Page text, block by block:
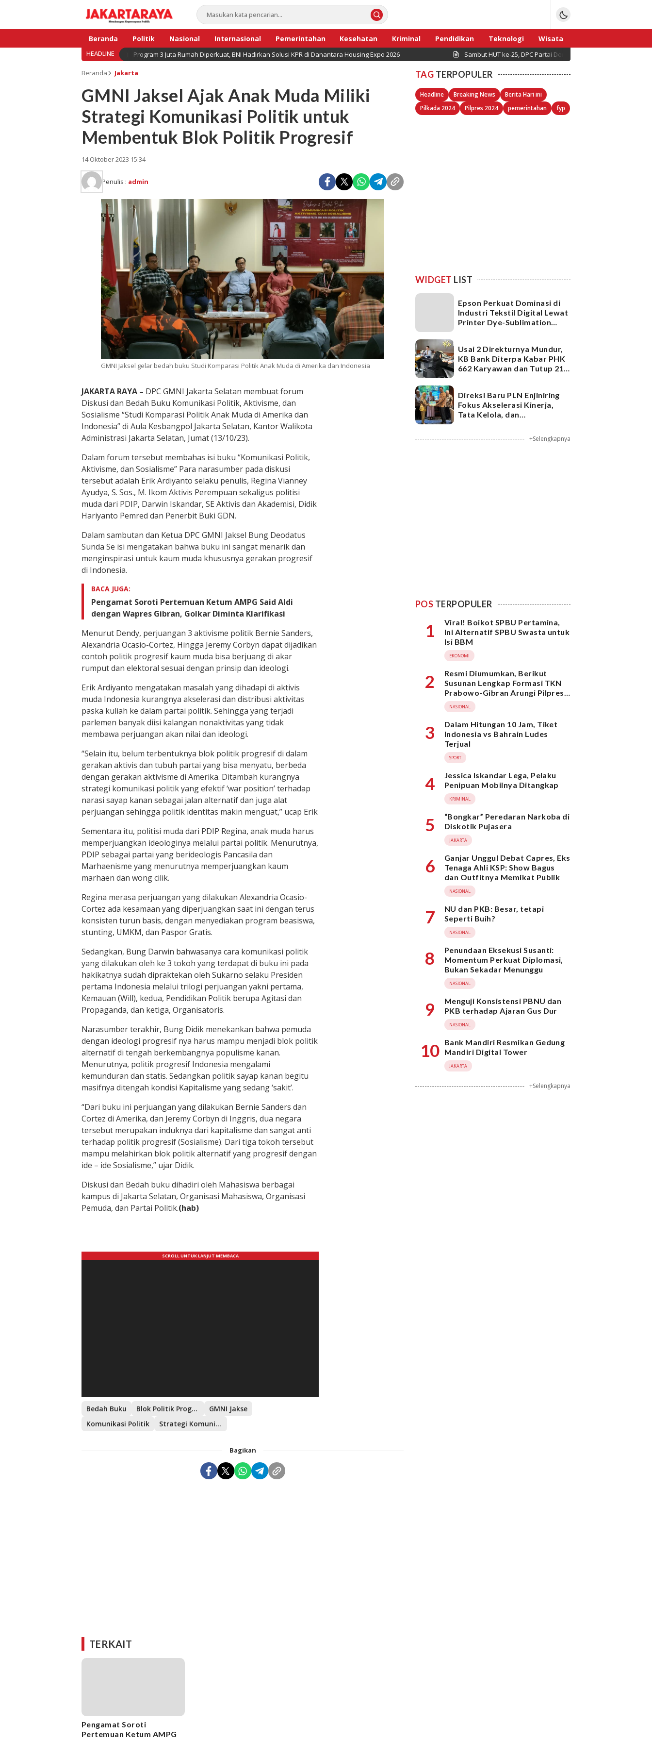
Beranda Politik Nasional Internasional Pemerintahan Kesehatan Kriminal Pendidikan Teknologi
Wisata
Bisnis
Sport
HEADLINE Program 3 Juta Rumah Diperkuat, BNI Hadirkan Solusi KPR di Danantara Housing Expo 2026 Sambut HUT ke-25, DPC Partai Demokrat Pulau Seribu Gelar
Beranda Jakarta
GMNI Jaksel Ajak Anak Muda Miliki
Strategi Komunikasi Politik untuk
Membentuk Blok Politik Progresif
14 Oktober 2023 15:34
Penulis : admin
GMNI Jaksel gelar bedah buku Studi Komparasi Politik Anak Muda di Amerika dan Indonesia
JAKARTA RAYA – DPC GMNI Jakarta Selatan membuat forum
Diskusi dan Bedah Buku Komunikasi Politik, Aktivisme, dan
Sosialisme “Studi Komparasi Politik Anak Muda di Amerika dan
Indonesia” di Aula Kesbangpol Jakarta Selatan, Kantor Walikota
Administrasi Jakarta Selatan, Jumat (13/10/23).
Dalam forum tersebut membahas isi buku “Komunikasi Politik,
Aktivisme, dan Sosialisme” Para narasumber pada diskusi
tersebut adalah Erik Ardiyanto selaku penulis, Regina Vianney
Ayudya, S. Sos., M. Ikom Aktivis Perempuan sekaligus politisi
muda dari PDIP, Darwin Iskandar, SE Aktivis dan Akademisi, Didik
Hariyanto Pemred dan Penerbit Buki GDN.
Dalam sambutan dan Ketua DPC GMNI Jaksel Bung Deodatus
Sunda Se isi mengatakan bahwa buku ini sangat menarik dan
menginspirasi untuk kaum muda khususnya gerakan progresif
di Indonesia.
BACA JUGA:
Pengamat Soroti Pertemuan Ketum AMPG Said Aldi
dengan Wapres Gibran, Golkar Diminta Klarifikasi
Menurut Dendy, perjuangan 3 aktivisme politik Bernie Sanders,
Alexandria Ocasio-Cortez, Hingga Jeremy Corbyn dapat dijadikan
contoh politik progresif kaum muda bisa berjuang di akar
rumput dan elektoral sesuai dengan prinsip dan ideologi.
Erik Ardiyanto mengatakan masalah yang dihadapi di aktivis
muda Indonesia kurangnya akselerasi dan distribusi aktivitas
paska kuliah ke dalam partai politik. Sehingga yang terjadi
parlemen banyak diisi kalangan nonaktivitas yang tidak
membawa perjuangan akan nilai dan ideologi.
“Selain itu, belum terbentuknya blok politik progresif di dalam
gerakan aktivis dan tubuh partai yang bisa menyatu, berbeda
dengan gerakan aktivisme di Amerika. Ditambah kurangnya
strategi komunikasi politik yang efektif ‘war position’ terhadap
narasi sayap kanan sebagai jalan alternatif dan juga alat
perjuangan sehingga politik identitas makin menguat,” ucap Erik
Sementara itu, politisi muda dari PDIP Regina, anak muda harus
memperjuangkan ideologinya melalui partai politik. Menurutnya,
PDIP sebagai partai yang berideologis Pancasila dan
Marhaenisme yang menurutnya memperjuangkan kaum
marhaen dan wong cilik.
Regina merasa perjuangan yang dilakukan Alexandria Ocasio-
Cortez ada kesamaan yang diperjuangkan saat ini dengan terus
konsisten turun basis, dengan menyediakan program beasiswa,
stunting, UMKM, dan Paspor Gratis.
Sedangkan, Bung Darwin bahwasanya cara komunikasi politik
yang dilakukan oleh ke 3 tokoh yang terdapat di buku ini pada
hakikatnya sudah dipraktekan oleh Sukarno selaku Presiden
pertama Indonesia melalui trilogi perjuangan yakni pertama,
Kemauan (Will), kedua, Pendidikan Politik berupa Agitasi dan
Propaganda, dan ketiga, Organisatoris.
Narasumber terakhir, Bung Didik menekankan bahwa pemuda
dengan ideologi progresif nya harus mampu menjadi blok politik
alternatif di tengah berkembangnya populisme kanan.
Menurutnya, politik progresif Indonesia mengalami
kemunduran dan statis. Sedangkan politik sayap kanan begitu
masifnya ditengah kondisi Kapitalisme yang sedang ‘sakit’.
“Dari buku ini perjuangan yang dilakukan Bernie Sanders dan
Cortez di Amerika, dan Jeremy Corbyn di Inggris, dua negara
tersebut merupakan induknya dari kapitalisme dan sangat anti
terhadap politik progresif (Sosialisme). Dari tiga tokoh tersebut
mampu melahirkan blok politik alternatif yang progresif dengan
ide – ide Sosialisme,” ujar Didik.
Diskusi dan Bedah buku dihadiri oleh Mahasiswa berbagai
kampus di Jakarta Selatan, Organisasi Mahasiswa, Organisasi
Pemuda, dan Partai Politik.(hab)
Bedah Buku Blok Politik Progresif
GMNI Jakse
Komunikasi Politik
Strategi Komunikasi Politik
Bagikan
TERKAIT
Pengamat Soroti
Pertemuan Ketum AMPG
TAG TERPOPULER
Headline Breaking News
Berita Hari ini
Pilkada 2024
Pilpres 2024 pemerintahan fyp
WIDGET LIST
Epson Perkuat Dominasi di
Industri Tekstil Digital Lewat
Printer Dye-Sublimation
Usai 2 Direkturnya Mundur,
KB Bank Diterpa Kabar PHK
662 Karyawan dan Tutup 21
Direksi Baru PLN Enjiniring
Fokus Akselerasi Kinerja,
Tata Kelola, dan
+Selengkapnya
POS TERPOPULER
1
Viral! Boikot SPBU Pertamina,
Ini Alternatif SPBU Swasta untuk
Isi BBM
EKONOMI
2
Resmi Diumumkan, Berikut
Susunan Lengkap Formasi TKN
Prabowo-Gibran Arungi Pilpres
2024, Ada Ridwan Kamil hingga
Suami Yenny Wahid
NASIONAL
3
Dalam Hitungan 10 Jam, Tiket
Indonesia vs Bahrain Ludes
Terjual
SPORT
4
Jessica Iskandar Lega, Pelaku
Penipuan Mobilnya Ditangkap
KRIMINAL
5
“Bongkar” Peredaran Narkoba di
Diskotik Pujasera
JAKARTA
6
Ganjar Unggul Debat Capres, Eks
Tenaga Ahli KSP: Show Bagus
dan Outfitnya Memikat Publik
NASIONAL
7
NU dan PKB: Besar, tetapi
Seperti Buih?
NASIONAL
8
Penundaan Eksekusi Susanti:
Momentum Perkuat Diplomasi,
Bukan Sekadar Menunggu
NASIONAL
9
Menguji Konsistensi PBNU dan
PKB terhadap Ajaran Gus Dur
NASIONAL
10 Bank Mandiri Resmikan Gedung
Mandiri Digital Tower
JAKARTA
+Selengkapnya